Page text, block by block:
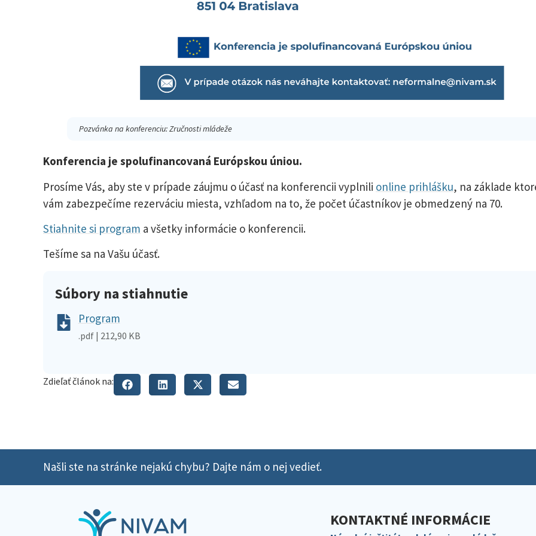
Pozvánka na konferenciu: Zručnosti mládeže
Konferencia je spolufinancovaná Európskou úniou.
Prosíme Vás, aby ste v prípade záujmu o účasť na konferencii vyplnili online prihlášku, na základe
vám zabezpečíme rezerváciu miesta, vzhľadom na to, že počet účastníkov je obmedzený na 70.
Stiahnite si program a všetky informácie o konferencii.
Tešíme sa na Vašu účasť.
Súbory na stiahnutie
Program
.pdf | 212,90 KB
Zdieľať článok na:
Našli ste na stránke nejakú chybu? Dajte nám o nej vedieť.
KONTAKTNÉ INFORMÁCIE